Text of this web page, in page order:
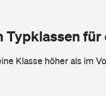
für
Klasse höher als im